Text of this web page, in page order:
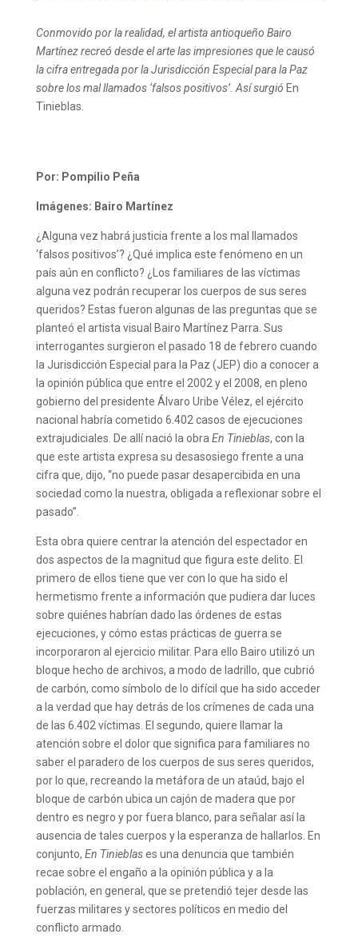
Conmovido por la realidad, el artista antioqueño Bairo
Martínez recreó desde el arte las impresiones que le causó
la cifra entregada por la Jurisdicción Especial para la Paz
sobre los mal llamados ‘falsos positivos’. Así surgió En
Tinieblas.
Por: Pompilio Peña
Imágenes: Bairo Martínez
¿Alguna vez habrá justicia frente a los mal llamados
‘falsos positivos’? ¿Qué implica este fenómeno en un
país aún en conflicto? ¿Los familiares de las víctimas
alguna vez podrán recuperar los cuerpos de sus seres
queridos? Estas fueron algunas de las preguntas que se
planteó el artista visual Bairo Martínez Parra. Sus
interrogantes surgieron el pasado 18 de febrero cuando
la Jurisdicción Especial para la Paz (JEP) dio a conocer a
la opinión pública que entre el 2002 y el 2008, en pleno
gobierno del presidente Álvaro Uribe Vélez, el ejército
nacional habría cometido 6.402 casos de ejecuciones
extrajudiciales. De allí nació la obra En Tinieblas, con la
que este artista expresa su desasosiego frente a una
cifra que, dijo, “no puede pasar desapercibida en una
sociedad como la nuestra, obligada a reflexionar sobre el
pasado”.
Esta obra quiere centrar la atención del espectador en
dos aspectos de la magnitud que figura este delito. El
primero de ellos tiene que ver con lo que ha sido el
hermetismo frente a información que pudiera dar luces
sobre quiénes habrían dado las órdenes de estas
ejecuciones, y cómo estas prácticas de guerra se
incorporaron al ejercicio militar. Para ello Bairo utilizó un
bloque hecho de archivos, a modo de ladrillo, que cubrió
de carbón, como símbolo de lo difícil que ha sido acceder
a la verdad que hay detrás de los crímenes de cada una
de las 6.402 víctimas. El segundo, quiere llamar la
atención sobre el dolor que significa para familiares no
saber el paradero de los cuerpos de sus seres queridos,
por lo que, recreando la metáfora de un ataúd, bajo el
bloque de carbón ubica un cajón de madera que por
dentro es negro y por fuera blanco, para señalar así la
ausencia de tales cuerpos y la esperanza de hallarlos. En
conjunto, En Tinieblases una denuncia que también
recae sobre el engaño a la opinión pública y a la
población, en general, que se pretendió tejer desde las
fuerzas militares y sectores políticos en medio del
conflicto armado.